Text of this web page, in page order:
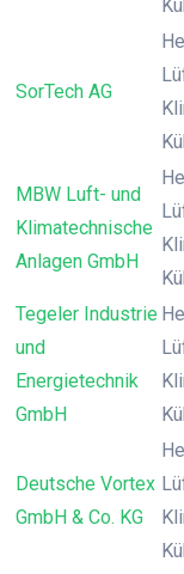
SorTech AG
MBW Luft- und
Klimatechnische
Anlagen GmbH
Tegeler Industrie
und
Energietechnik
GmbH
Deutsche Vortex
GmbH & Co. KG